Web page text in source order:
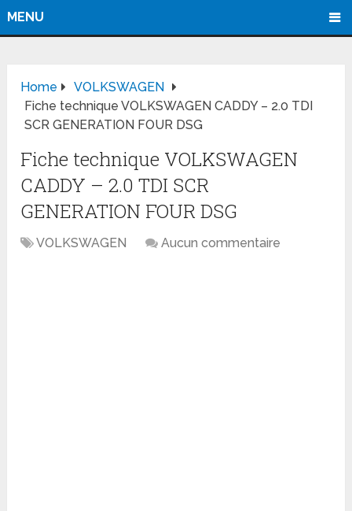
MENU
Home
VOLKSWAGEN
Fiche technique VOLKSWAGEN CADDY – 2.0 TDI
SCR GENERATION FOUR DSG
Fiche technique VOLKSWAGEN
CADDY – 2.0 TDI SCR
GENERATION FOUR DSG
VOLKSWAGEN Aucun commentaire